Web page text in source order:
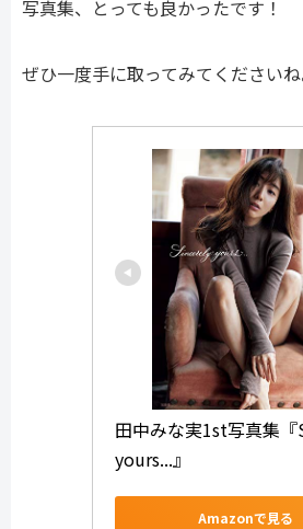
写真集、とっても良かったです！
ぜひ一度手に取ってみてくださいね
田中みな実1st写真集
yours...』
Amazonで見る